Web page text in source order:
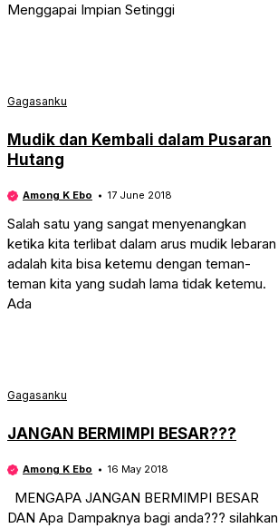
Menggapai Impian Setinggi
Gagasanku
Mudik dan Kembali dalam Pusaran
Hutang
Among K Ebo 17 June 2018
Salah satu yang sangat menyenangkan
ketika kita terlibat dalam arus mudik lebaran
adalah kita bisa ketemu dengan teman-
teman kita yang sudah lama tidak ketemu.
Ada
Gagasanku
JANGAN BERMIMPI BESAR???
Among K Ebo 16 May 2018
MENGAPA JANGAN BERMIMPI BESAR
DAN Apa Dampaknya bagi anda??? silahkan